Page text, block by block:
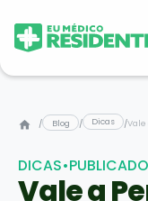
/ Blog / Dicas /Vale
DICAS•
Vale a